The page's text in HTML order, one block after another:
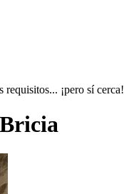
¡pero sí cerca!